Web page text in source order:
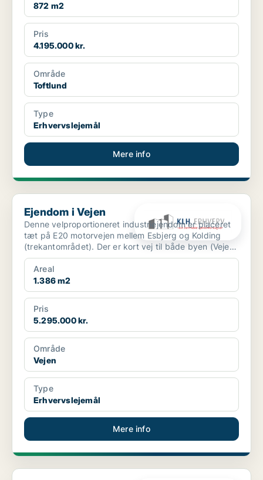
872 m2
Pris
4.195.000 kr.
Område
Toftlund
Type
Erhvervslejemål
Mere info
Ejendom i Vejen
Ejendom i Vejen
Denne velproportioneret industriejendom er placeret
tæt på E20 motorvejen mellem Esbjerg og Kolding
(trekantområdet). Der er kort vej til både byen (Vejen)
o...
Areal
1.386 m2
Pris
5.295.000 kr.
Område
Vejen
Type
Erhvervslejemål
Mere info
Ejendom i Christiansfeld